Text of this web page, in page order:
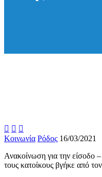
  
Κοινωνία Ρόδος 16/03/2021
Ανακοίνωση για την είσοδο
τους κατοίκους βγήκε από